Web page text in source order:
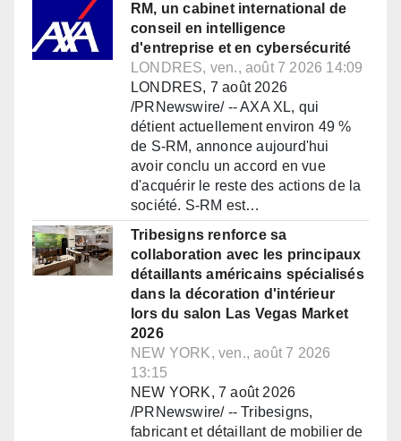
RM, un cabinet international de
conseil en intelligence
d'entreprise et en cybersécurité
LONDRES, ven., août 7 2026 14:09
LONDRES, 7 août 2026
/PRNewswire/ -- AXA XL, qui
détient actuellement environ 49 %
de S-RM, annonce aujourd'hui
avoir conclu un accord en vue
d'acquérir le reste des actions de la
société. S-RM est…
Tribesigns renforce sa
collaboration avec les principaux
détaillants américains spécialisés
dans la décoration d'intérieur
lors du salon Las Vegas Market
2026
NEW YORK, ven., août 7 2026
13:15
NEW YORK, 7 août 2026
/PRNewswire/ -- Tribesigns,
fabricant et détaillant de mobilier de